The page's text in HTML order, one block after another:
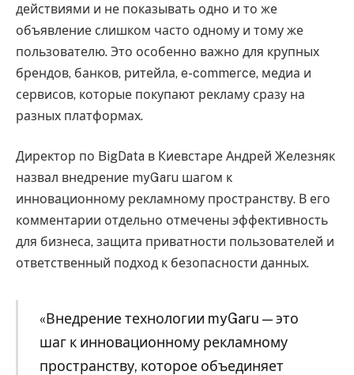
действиями и не показывать одно и то же
объявление слишком часто одному и тому же
пользователю. Это особенно важно для крупных
брендов, банков, ритейла, e-commerce, медиа и
сервисов, которые покупают рекламу сразу на
разных платформах.
Директор по BigData в Киевстаре Андрей Железняк
назвал внедрение myGaru шагом к
инновационному рекламному пространству. В его
комментарии отдельно отмечены эффективность
для бизнеса, защита приватности пользователей и
ответственный подход к безопасности данных.
«Внедрение технологии myGaru — это
шаг к инновационному рекламному
пространству, которое объединяет